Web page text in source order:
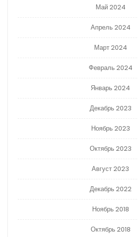
Май 2024
Апрель 2024
Март 2024
Февраль 2024
Январь 2024
Декабрь 2023
Ноябрь 2023
Октябрь 2023
Август 2023
Декабрь 2022
Ноябрь 2018
Октябрь 2018